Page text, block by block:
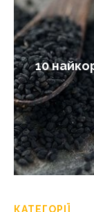
10
КАТЕГОРІЇ